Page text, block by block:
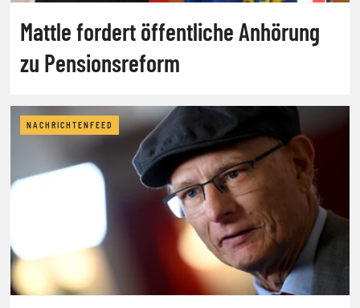
Mattle fordert öffentliche Anhörung
zu Pensionsreform
NACHRICHTENFEED